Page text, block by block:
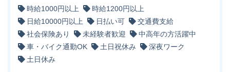
時給1000円以上
時給1200円以上
日給10000円以上
日払い可
交通費支給
社会保険あり
未経験者歓迎
中高年の方活躍中
車・バイク通勤OK
土日祝休み
深夜ワーク
土日休み